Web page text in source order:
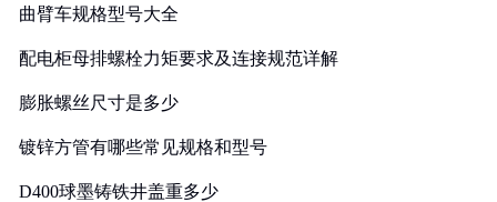
曲臂车规格型号大全
配电柜母排螺栓力矩要求及连接规范详解
膨胀螺丝尺寸是多少
镀锌方管有哪些常见规格和型号
D400球墨铸铁井盖重多少